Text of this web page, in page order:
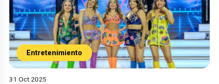
Entretenimiento
31 Oct 2025